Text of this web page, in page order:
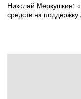
Николай Меркушкин:
средств на